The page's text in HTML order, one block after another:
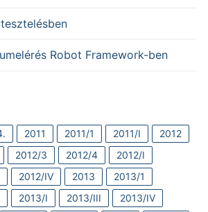
Robot Framework-ben
2011 2011/1 2011/I
2012
2012/3 2012/4
2012/I
2012/IV 2013
2013/1
2013/I 2013/III
2013/IV